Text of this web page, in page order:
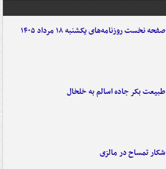
صفحه نخست روزنامه‌های یکشنبه ۱۸ مرداد ۱۴۰۵
طبیعت بکر جاده اسالم به خلخال
شکار تمساح در مالزی